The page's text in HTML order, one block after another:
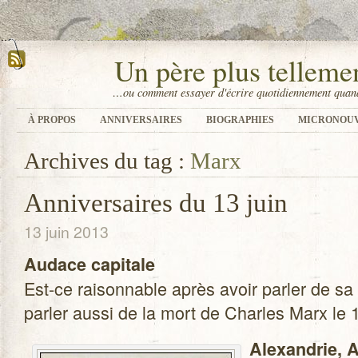
Un père plus
…ou comment essayer d'écrire quotidiennement
À PROPOS ANNIVERSAIRES BIOGRAPHIES
Archives du tag : Marx
Anniversaires du 13 juin
13 juin 2013
Audace capi­tale
Est-ce rai­son­nable après avoir par­ler de
par­ler aussi de la mort de Charles Marx le
Alexan­drie,